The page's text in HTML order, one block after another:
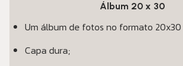
Álbum 20 x 30
Um álbum de fotos no formato
Capa dura;